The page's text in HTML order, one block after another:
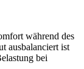
während des
ausbalanciert ist
bei